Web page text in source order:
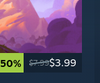
$7.99$3.99